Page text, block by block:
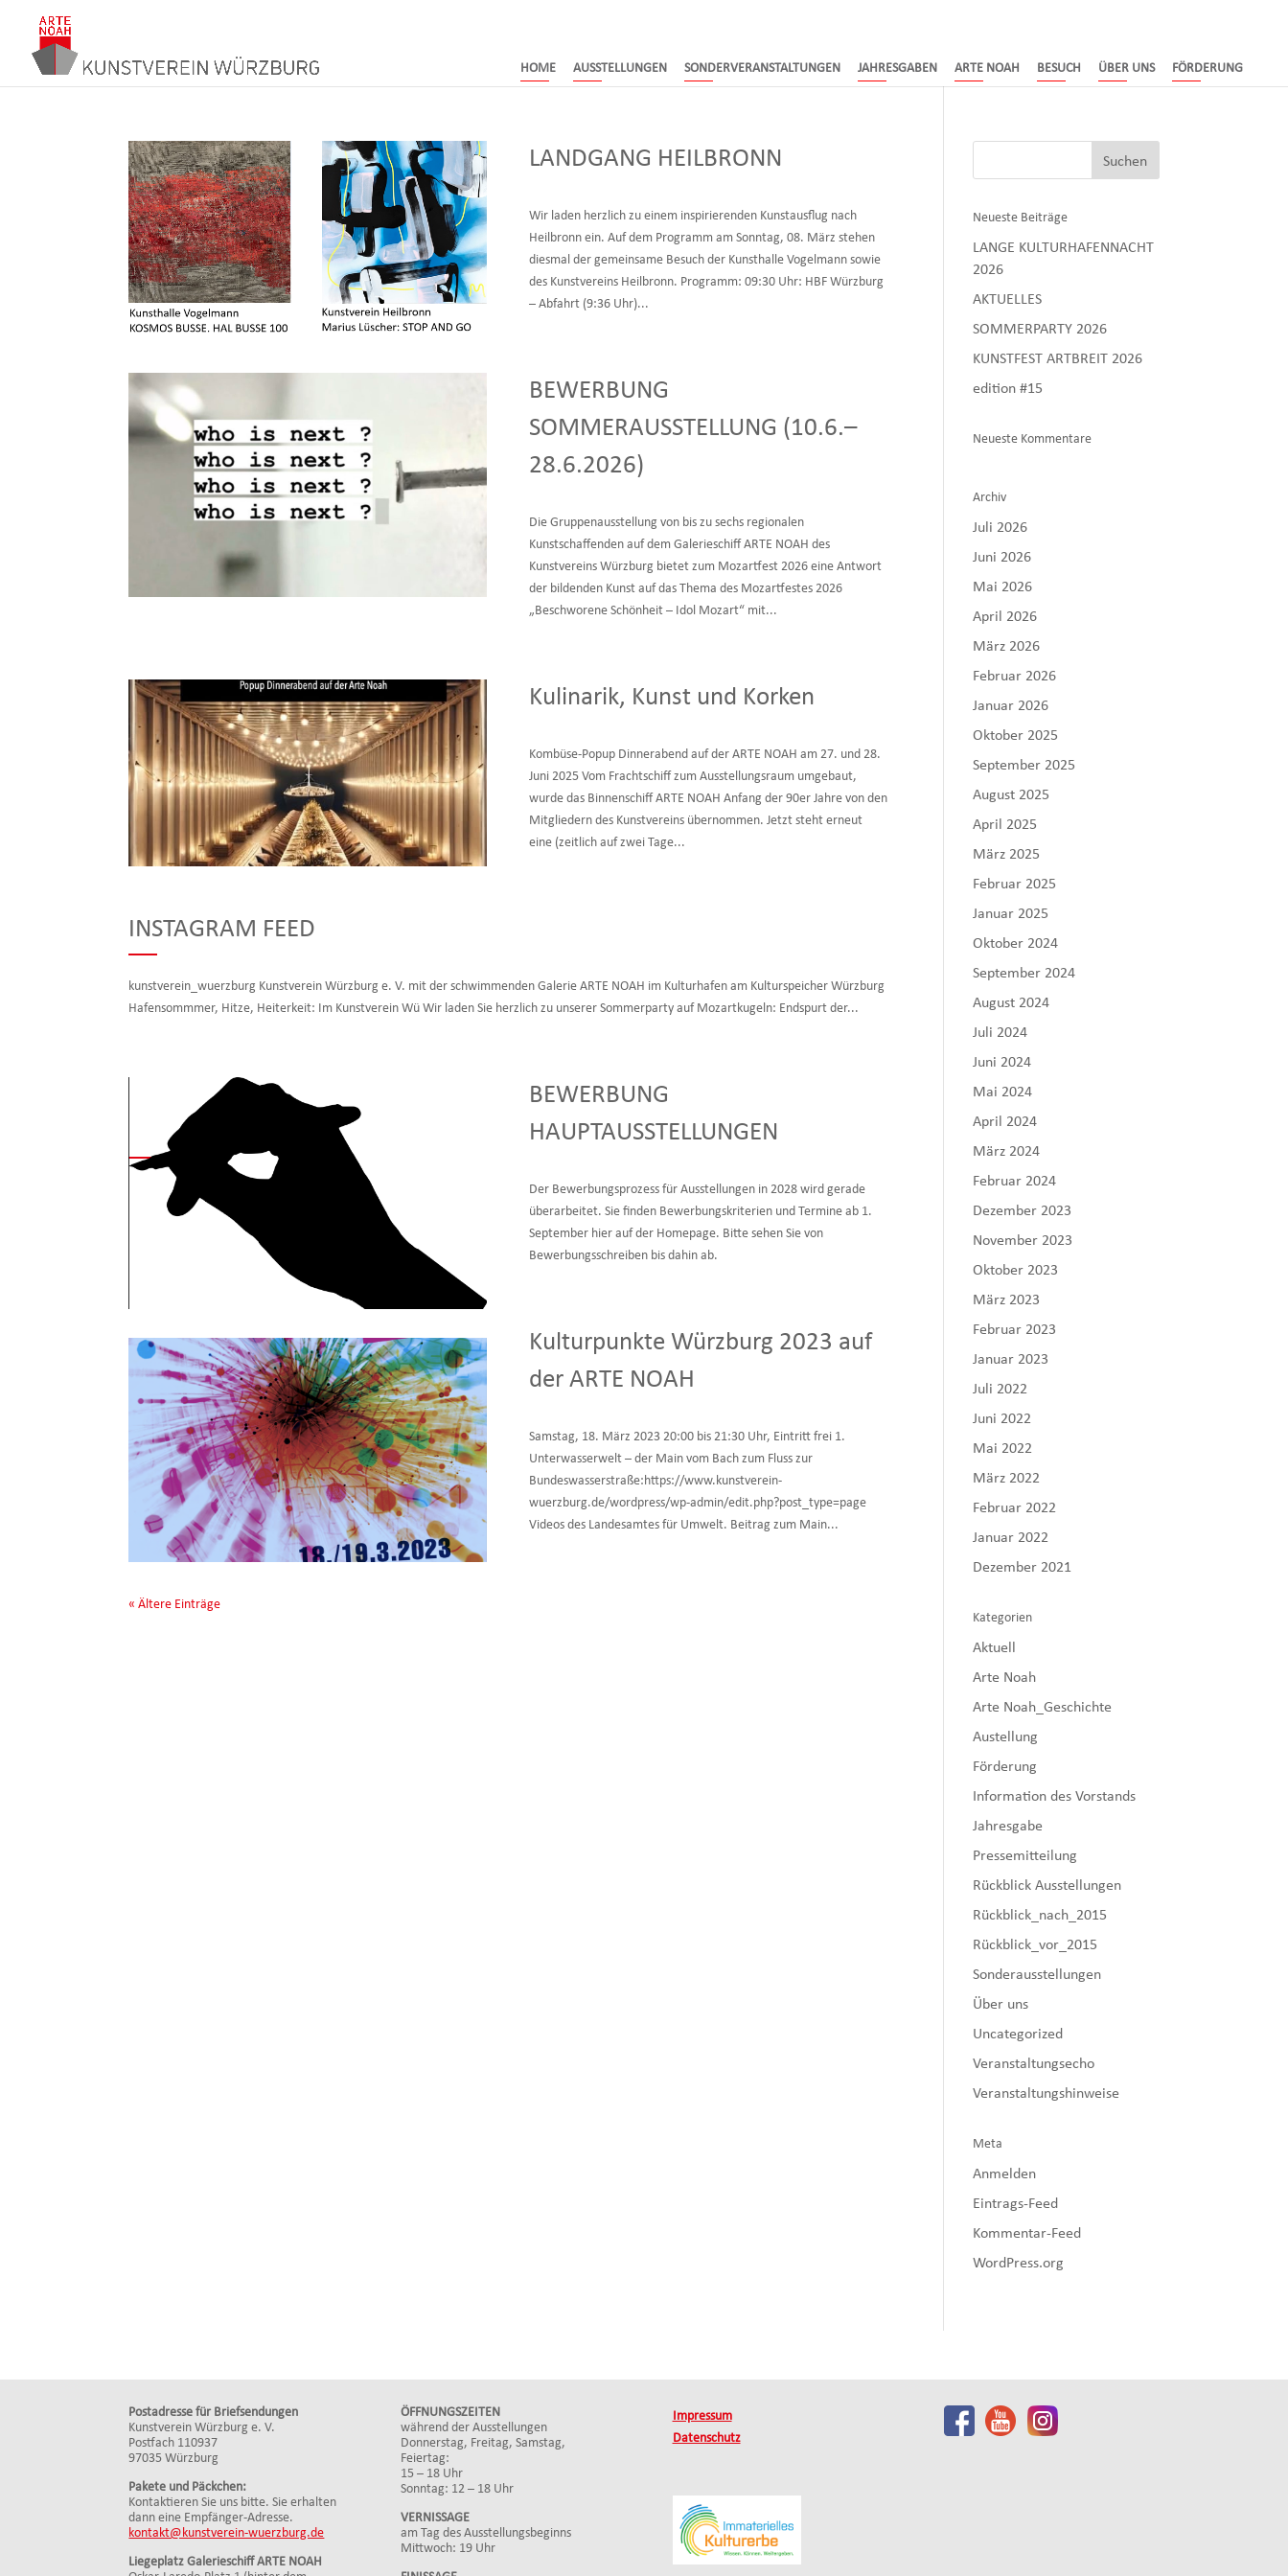
HOME AUSSTELLUNGEN SONDERVERANSTALTUNGEN JAHRESGABEN ARTE NOAH BESUCH ÜBER UNS FÖRDERUNG
LANDGANG HEILBRONN
Wir laden herzlich zu einem inspirierenden Kunstausflug nach
Heilbronn ein. Auf dem Programm am Sonntag, 08. März stehen
diesmal der gemeinsame Besuch der Kunsthalle Vogelmann sowie
des Kunstvereins Heilbronn. Programm: 09:30 Uhr: HBF Würzburg
– Abfahrt (9:36 Uhr)...
BEWERBUNG
SOMMERAUSSTELLUNG (10.6.–
28.6.2026)
Die Gruppenausstellung von bis zu sechs regionalen
Kunstschaffenden auf dem Galerieschiff ARTE NOAH des
Kunstvereins Würzburg bietet zum Mozartfest 2026 eine Antwort
der bildenden Kunst auf das Thema des Mozartfestes 2026
„Beschworene Schönheit – Idol Mozart“ mit...
Kulinarik, Kunst und Korken
Kombüse-Popup Dinnerabend auf der ARTE NOAH am 27. und 28.
Juni 2025 Vom Frachtschiff zum Ausstellungsraum umgebaut,
wurde das Binnenschiff ARTE NOAH Anfang der 90er Jahre von den
Mitgliedern des Kunstvereins übernommen. Jetzt steht erneut
eine (zeitlich auf zwei Tage...
INSTAGRAM FEED
kunstverein_wuerzburg Kunstverein Würzburg e. V. mit der schwimmenden Galerie ARTE NOAH im Kulturhafen am Kulturspeicher Würzburg
Hafensommmer, Hitze, Heiterkeit: Im Kunstverein Wü Wir laden Sie herzlich zu unserer Sommerparty auf Mozartkugeln: Endspurt der...
BEWERBUNG
HAUPTAUSSTELLUNGEN
Der Bewerbungsprozess für Ausstellungen in 2028 wird gerade
überarbeitet. Sie finden Bewerbungskriterien und Termine ab 1.
September hier auf der Homepage. Bitte sehen Sie von
Bewerbungsschreiben bis dahin ab.
Kulturpunkte Würzburg 2023 auf
der ARTE NOAH
Samstag, 18. März 2023 20:00 bis 21:30 Uhr, Eintritt frei 1.
Unterwasserwelt – der Main vom Bach zum Fluss zur
Bundeswasserstraße:https://www.kunstverein-
wuerzburg.de/wordpress/wp-admin/edit.php?post_type=page
Videos des Landesamtes für Umwelt. Beitrag zum Main...
« Ältere Einträge
Neueste Beiträge
LANGE KULTURHAFENNACHT
2026
AKTUELLES
SOMMERPARTY 2026
KUNSTFEST ARTBREIT 2026
edition #15
Neueste Kommentare
Archiv
Juli 2026
Juni 2026
Mai 2026
April 2026
März 2026
Februar 2026
Januar 2026
Oktober 2025
September 2025
August 2025
April 2025
März 2025
Februar 2025
Januar 2025
Oktober 2024
September 2024
August 2024
Juli 2024
Juni 2024
Mai 2024
April 2024
März 2024
Februar 2024
Dezember 2023
November 2023
Oktober 2023
März 2023
Februar 2023
Januar 2023
Juli 2022
Juni 2022
Mai 2022
März 2022
Februar 2022
Januar 2022
Dezember 2021
Kategorien
Aktuell
Arte Noah
Arte Noah_Geschichte
Austellung
Förderung
Information des Vorstands
Jahresgabe
Pressemitteilung
Rückblick Ausstellungen
Rückblick_nach_2015
Rückblick_vor_2015
Sonderausstellungen
Über uns
Uncategorized
Veranstaltungsecho
Veranstaltungshinweise
Meta
Anmelden
Eintrags-Feed
Kommentar-Feed
WordPress.org
Postadresse für Briefsendungen
Kunstverein Würzburg e. V.
Postfach 110937
97035 Würzburg
Pakete und Päckchen:
Kontaktieren Sie uns bitte. Sie erhalten
dann eine Empfänger-Adresse.
kontakt@kunstverein-wuerzburg.de
Liegeplatz Galerieschiff ARTE NOAH
ÖFFNUNGSZEITEN
während der Ausstellungen
Donnerstag, Freitag, Samstag,
Feiertag:
15 – 18 Uhr
Sonntag: 12 – 18 Uhr
VERNISSAGE
am Tag des Ausstellungsbeginns
Mittwoch: 19 Uhr
Impressum
Datenschutz